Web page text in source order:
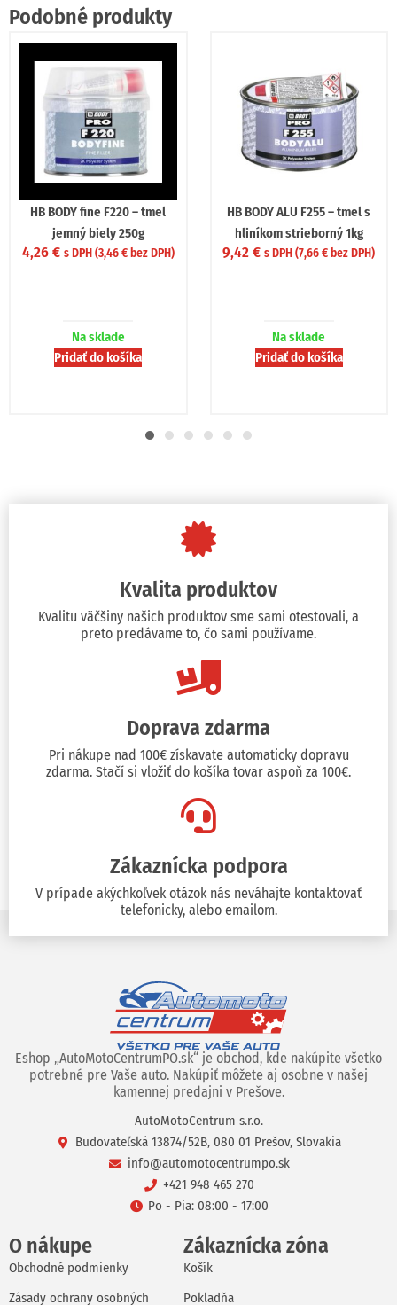
Podobné produkty
HB BODY ALU F255 – tmel s
hliníkom strieborný 1kg
9,42€ s DPH (7,66€bez DPH)
Na sklade
Pridať do košíka
HB BODY ALU F255 – tmel s
hliníkom strieborný 250g
3,44€ s DPH (2,80€bez DPH)
Na sklade
Pridať do košíka
Kvalita produktov
Kvalitu väčšiny našich produktov sme sami otestovali, a
preto predávame to, čo sami používame.
Doprava zdarma
Pri nákupe nad 100€ získavate automaticky dopravu
zdarma. Stačí si vložiť do košíka tovar aspoň za 100€.
Zákaznícka podpora
V prípade akýchkoľvek otázok nás neváhajte kontaktovať
telefonicky, alebo emailom.
Eshop „AutoMotoCentrumPO.sk“ je obchod, kde nakúpite všetko
potrebné pre Vaše auto. Nakúpiť môžete aj osobne v našej
kamennej predajni v Prešove.
AutoMotoCentrum s.r.o.
Budovateľská 13874/52B, 080 01 Prešov, Slovakia
info@automotocentrumpo.sk
+421 948 465 270
Po - Pia: 08:00 - 17:00
O nákupe
Obchodné podmienky
Zásady ochrany osobných
Zákaznícka zóna
Košík
Pokladňa